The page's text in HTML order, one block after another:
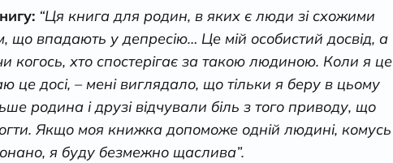
“Ця книга для родин, в яких є люди зі схожими
впадають у депресію… Це мій особистий досвід, а
когось, хто спостерігає за такою людиною. Коли я це
досі, – мені виглядало, що тільки я беру в цьому
родина і друзі відчували біль з того приводу, що
Якщо моя книжка допоможе одній людині, комусь
я буду безмежно щаслива”.